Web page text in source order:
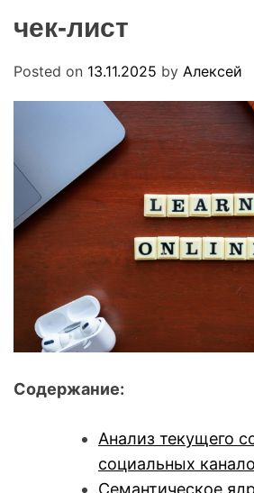
чек-лист
Posted on 13.11.2025 by Алексей
Содержание:
Анализ текущего
социальных
Семантическое